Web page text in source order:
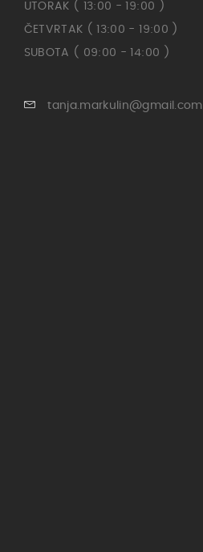
UTORAK ( 13:00 - 19:00 )
ČETVRTAK ( 13:00 - 19:00 )
SUBOTA ( 09:00 - 14:00 )
tanja.markulin@gmail.com